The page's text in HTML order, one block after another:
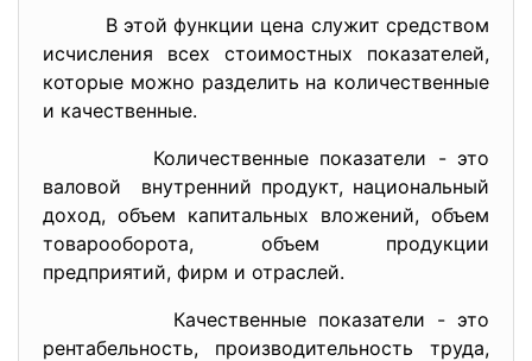
В этой функции цена служит средством
исчисления всех стоимостных показателей,
которые можно разделить на количественные
и качественные.
Количественные показатели - это
валовой внутренний продукт, национальный
доход, объем капитальных вложений, объем
товарооборота, объем продукции
предприятий, фирм и отраслей.
Качественные показатели - это
рентабельность, производительность труда,